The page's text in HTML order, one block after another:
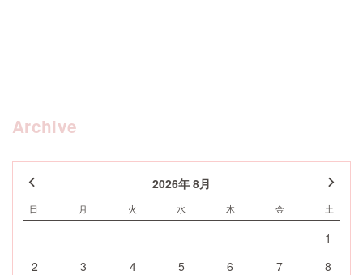
Archive
2026年 8月
日 月 火 水 木 金 土
1
2
3 4 5 6 7
8